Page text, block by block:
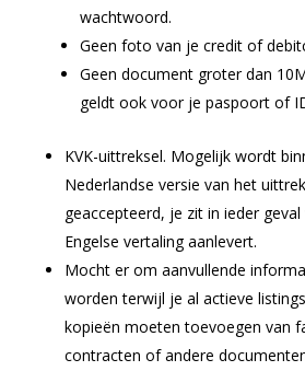
wachtwoord.
Geen foto van je credit of
Geen document groter dan
geldt ook voor je paspoort of
KVK-uittreksel. Mogelijk wordt
Nederlandse versie van het
geaccepteerd, je zit in ieder
Engelse vertaling aanlevert.
Mocht er om aanvullende
worden terwijl je al actieve
kopieën moeten toevoegen van
contracten of andere